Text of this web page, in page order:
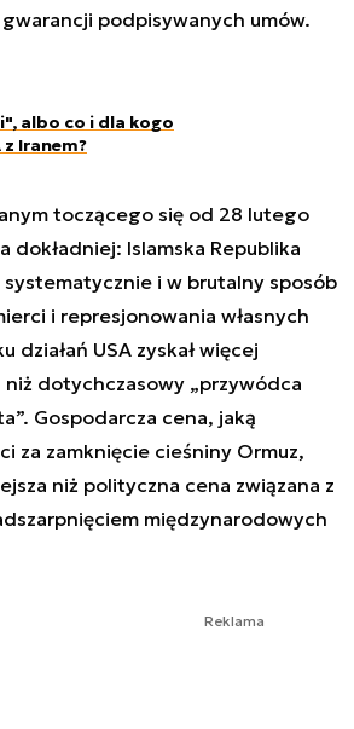
podpisywanych umów.
albo co i dla kogo
Iranem?
toczącego się od 28 lutego
dokładniej: Islamska Republika
systematycznie i w brutalny sposób
i represjonowania własnych
działań USA zyskał więcej
dotychczasowy „przywódca
Gospodarcza cena, jaką
za zamknięcie cieśniny Ormuz,
niż polityczna cena związana z
międzynarodowych
Reklama